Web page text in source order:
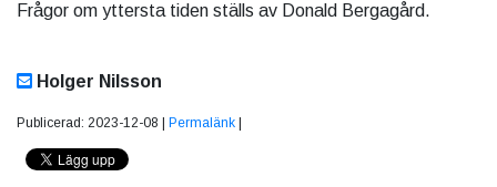
Frågor om yttersta tiden ställs av Donald Bergagård.
Holger Nilsson
Publicerad: 2023-12-08 | Permalänk